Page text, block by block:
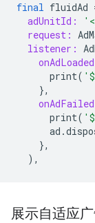
final fluidAd
adUnitId:
request:
listener:
print( ' $
},
print( ' $
ad .
},
),
展示自适应